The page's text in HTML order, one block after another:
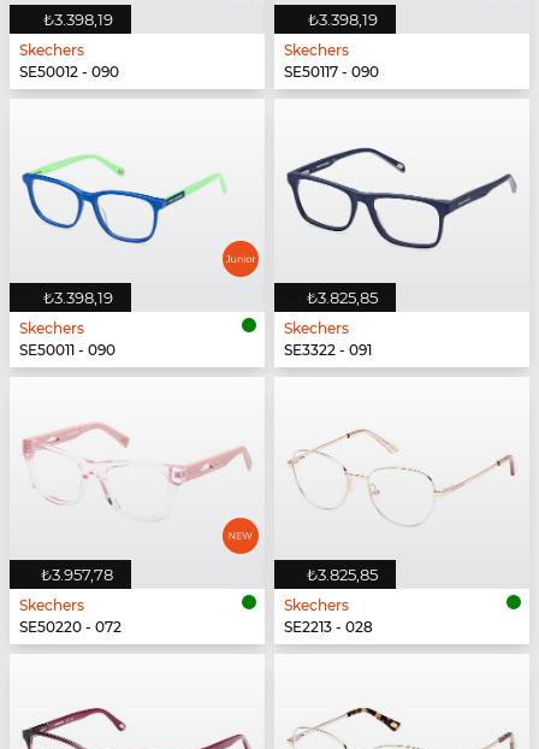
₺3.398,19
Skechers
SE50012 - 090
₺3.398,19
Skechers
SE50117 - 090
₺3.398,19
Skechers
SE50011 - 090
₺3.825,85
Skechers
SE3322 - 091
₺3.957,78
Skechers
SE50220 - 072
₺3.825,85
Skechers
SE2213 - 028